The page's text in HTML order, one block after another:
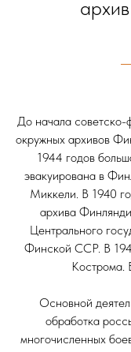
До начала советско-
окружных архивов
1944 годов
эвакуирована в
Миккели. В 1940
архива
Центрального
Финской ССР. В
Кострома.
Основной
обработка
многочисленных